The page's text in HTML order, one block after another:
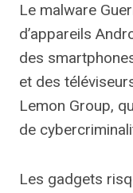
Le malware
d’appareils
des
et des
Lemon Group,
de
Les gadgets